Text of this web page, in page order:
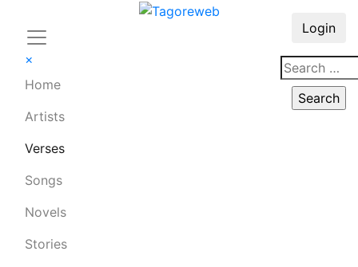
×
Home
Artists
Verses
Songs
Novels
Stories
Login